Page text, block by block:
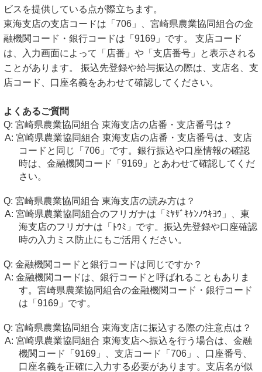
ビスを提供している点が際立ちます。
東海支店の支店コードは「706」、宮崎県農業協同組合の金
融機関コード・銀行コードは「9169」です。 支店コード
は、入力画面によって「店番」や「支店番号」と表示される
ことがあります。 振込先登録や給与振込の際は、支店名、支
店コード、口座名義をあわせて確認してください。
よくあるご質問
宮崎県農業協同組合 東海支店の店番・支店番号は？
宮崎県農業協同組合 東海支店の店番・支店番号は、支店
コードと同じ「706」です。銀行振込や口座情報の確認
時は、金融機関コード「9169」とあわせて確認してくだ
さい。
宮崎県農業協同組合 東海支店の読み方は？
宮崎県農業協同組合のフリガナは「ﾐﾔｻﾞｷｹﾝﾉｳｷﾖｳ」、東
海支店のフリガナは「ﾄｳﾐ」です。振込先登録や口座確認
時の入力ミス防止にもご活用ください。
金融機関コードと銀行コードは同じですか？
金融機関コードは、銀行コードと呼ばれることもありま
す。宮崎県農業協同組合の金融機関コード・銀行コード
は「9169」です。
宮崎県農業協同組合 東海支店に振込する際の注意点は？
宮崎県農業協同組合 東海支店へ振込を行う場合は、金融
機関コード「9169」、支店コード「706」、口座番号、
口座名義を正確に入力する必要があります。支店名が似